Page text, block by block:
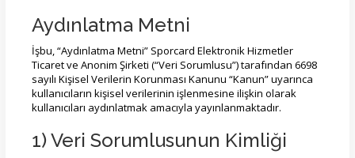
Aydınlatma Metni
İşbu, “Aydınlatma Metni” Sporcard Elektronik Hizmetler
Ticaret ve Anonim Şirketi (“Veri Sorumlusu”) tarafından 6698
sayılı Kişisel Verilerin Korunması Kanunu “Kanun” uyarınca
kullanıcıların kişisel verilerinin işlenmesine ilişkin olarak
kullanıcıları aydınlatmak amacıyla yayınlanmaktadır.
1) Veri Sorumlusunun Kimliği